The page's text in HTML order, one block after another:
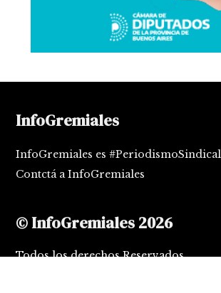
InfoGremiales
InfoGremiales es #PeriodismoSindical
Contctá a InfoGremiales
© InfoGremiales 2026
Todos los derechos Reservados